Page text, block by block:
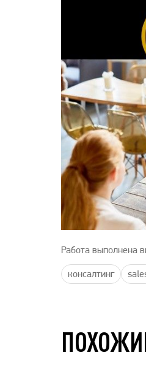
Работа выполнена
консалтинг